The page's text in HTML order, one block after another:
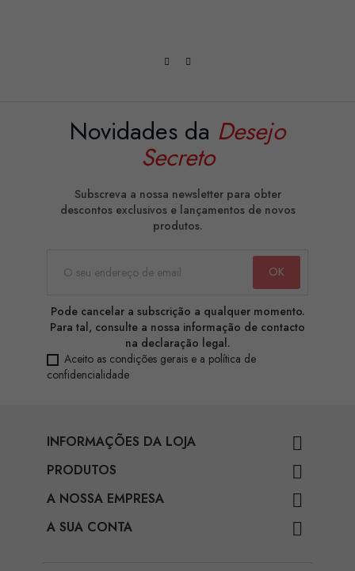
Novidades da Desejo
Secreto
Subscreva a nossa newsletter para obter
descontos exclusivos e lançamentos de novos
produtos.
Pode cancelar a subscrição a qualquer momento.
Para tal, consulte a nossa informação de contacto
na declaração legal.
Aceito as condições gerais e a política de
confidencialidade
INFORMAÇÕES DA LOJA 
PRODUTOS 
A NOSSA EMPRESA 
A SUA CONTA 